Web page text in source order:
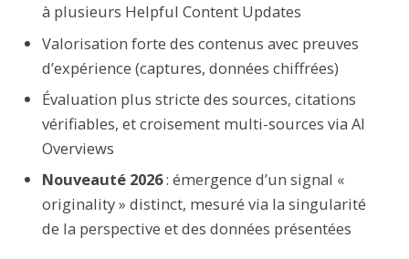
à plusieurs Helpful Content Updates
Valorisation forte des contenus avec preuves
d’expérience (captures, données chiffrées)
Évaluation plus stricte des sources, citations
vérifiables, et croisement multi-sources via AI
Overviews
Nouveauté 2026: émergence d’un signal «
originality » distinct, mesuré via la singularité
de la perspective et des données présentées